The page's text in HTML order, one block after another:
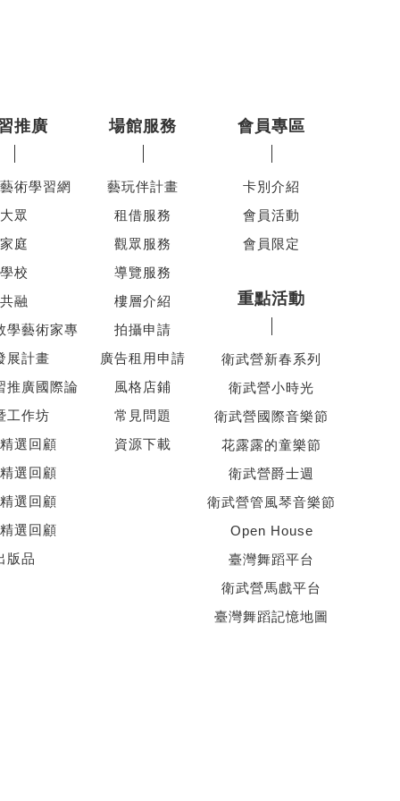
推廣
術學習網
大眾
家庭
學校
共融
學藝術家專
展計畫
推廣國際論
工作坊
選回顧
選回顧
選回顧
選回顧
版品
場館服務
藝玩伴計畫
租借服務
觀眾服務
導覽服務
樓層介紹
拍攝申請
廣告租用申請
風格店鋪
常見問題
資源下載
會員專區
卡別介紹
會員活動
會員限定
重點活動
衛武營新春系列
衛武營小時光
衛武營國際音樂節
花露露的童樂節
衛武營爵士週
衛武營管風琴音樂節
Open House
臺灣舞蹈平台
衛武營馬戲平台
臺灣舞蹈記憶地圖